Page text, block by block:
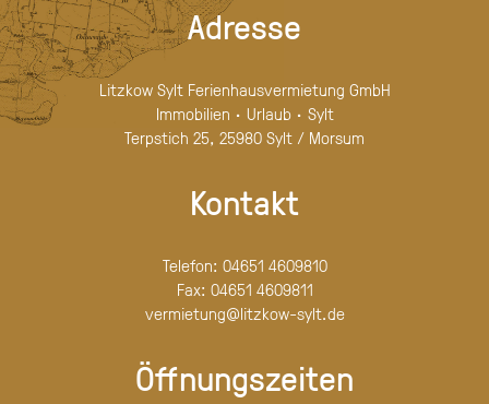
Adresse
Litzkow Sylt Ferienhausvermietung GmbH
Immobilien · Urlaub · Sylt
Terpstich 25, 25980 Sylt / Morsum
Kontakt
Telefon: 04651 4609810
Fax: 04651 4609811
vermietung@litzkow-sylt.de
Öffnungszeiten